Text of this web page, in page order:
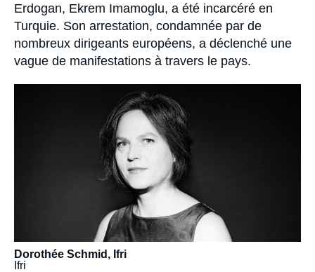
Erdogan, Ekrem Imamoglu, a été incarcéré en
Turquie. Son arrestation, condamnée par de
nombreux dirigeants européens, a déclenché une
vague de manifestations à travers le pays.
Dorothée Schmid, Ifri
Ifri